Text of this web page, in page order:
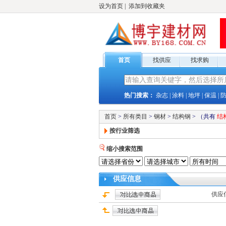
设为首页 添加到收藏夹
首页 找供应 找求购
热门搜索： 杂志 涂料 地坪 保温
首页 > 所有类目 > 钢材 > 结构钢 > （共有 结
按行业筛选
缩小搜索范围
供应信息
供应